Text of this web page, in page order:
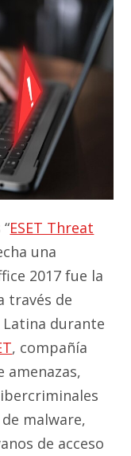
ESET Threat
una
2017 fue la
través de
durante
, compañía
amenazas,
malware,
de acceso